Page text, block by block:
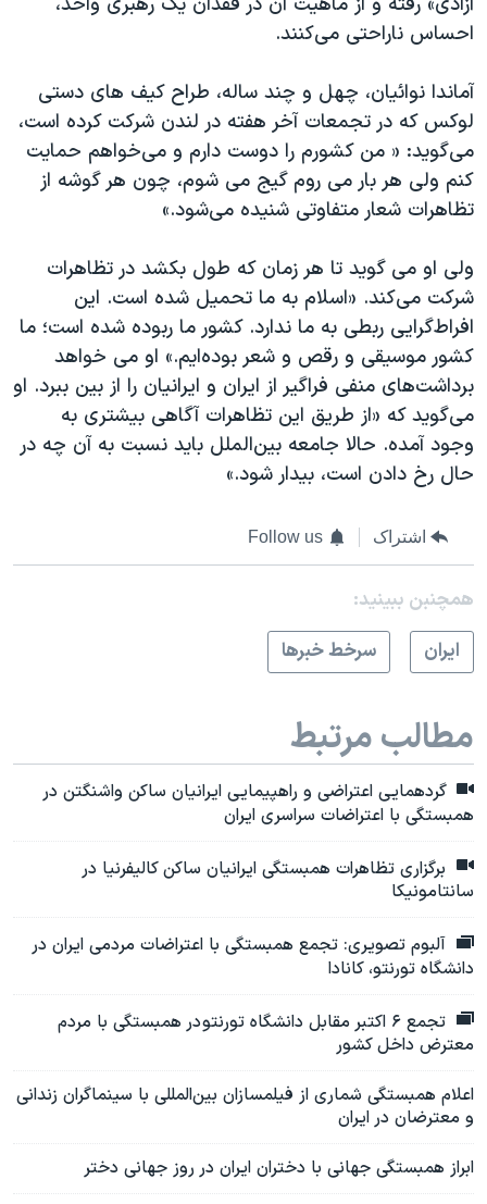
احساس ناراحتی می‌کنند.
آماندا نوائیان، چهل و چند ساله، طراح کیف های دستی
لوکس که در تجمعات آخر هفته در لندن شرکت کرده است،
می‌گوید: « من کشورم را دوست دارم و می‌خواهم حمایت
کنم ولی هر بار می روم گیج می شوم، چون هر گوشه از
تظاهرات شعار متفاوتی شنیده می‌شود.»
ولی او می گوید تا هر زمان که طول بکشد در تظاهرات
شرکت می‌کند. «اسلام به ما تحمیل شده است. این
افراط‌گرایی ربطی به ما ندارد. کشور ما ربوده شده است؛ ما
کشور موسیقی و رقص و شعر بوده‌ایم.» او می خواهد
برداشت‌های منفی فراگیر از ایران و ایرانیان را از بین ببرد. او
می‌گوید که «از طریق این تظاهرات آگاهی بیشتری به
وجود آمده. حالا جامعه‌ بین‌الملل باید نسبت به آن چه در
حال رخ دادن است، بیدار شود.»
اشتراک Follow us
همچنبن ببینید:
ايران
سرخط خبرها
مطالب مرتبط
گردهمایی اعتراضی و راهپیمایی ایرانیان ساکن واشنگتن در
همبستگی با اعتراضات سراسری ایران
برگزاری تظاهرات همبستگی ایرانیان ساکن کالیفرنیا در
سانتامونیکا
آلبوم تصویری: تجمع همبستگی با اعتراضات مردمی ایران در
دانشگاه تورنتو، کانادا
تجمع ۶ اکتبر مقابل دانشگاه تورنتو در همبستگی با مردم
معترض داخل کشور
اعلام همبستگی شماری از فیلمسازان بین‌المللی با سینماگران زندانی
و معترضان در ایران
ابراز همبستگی جهانی با دختران ایران در روز جهانی دختر